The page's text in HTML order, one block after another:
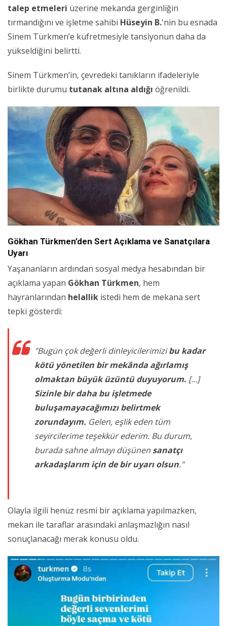
talep etmeleri üzerine mekanda gerginliğin
tırmandığını ve işletme sahibi Hüseyin B.'nin bu esnada
Sinem Türkmen’e küfretmesiyle tansiyonun daha da
yükseldiğini belirtti.
Sinem Türkmen’in, çevredeki tanıkların ifadeleriyle
birlikte durumu tutanak altına aldığı öğrenildi.
Gökhan Türkmen’den Sert Açıklama ve Sanatçılara
Uyarı
Yaşananların ardından sosyal medya hesabından bir
açıklama yapan Gökhan Türkmen, hem
hayranlarından helallik istedi hem de mekana sert
tepki gösterdi:
"Bugün çok değerli dinleyicilerimizibu kadar
kötü yönetilen bir mekânda ağırlamış
olmaktan büyük üzüntü duyuyorum. [...]
Sizinle bir daha bu işletmede
buluşamayacağımızı belirtmek
zorundayım. Gelen, eşlik eden tüm
seyircilerime teşekkür ederim. Bu durum,
burada sahne almayı düşünen sanatçı
arkadaşlarım için de bir uyarı olsun."
Olayla ilgili henüz resmi bir açıklama yapılmazken,
mekan ile taraflar arasındaki anlaşmazlığın nasıl
sonuçlanacağı merak konusu oldu.